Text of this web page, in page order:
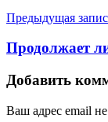
Предыдущая
Продолжает
Добавить
Ваш адрес email